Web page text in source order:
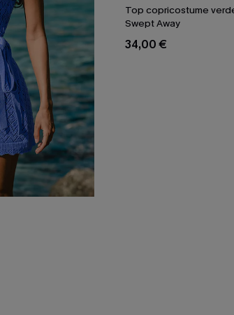
Top copricostume
Swept Away
34,00 €